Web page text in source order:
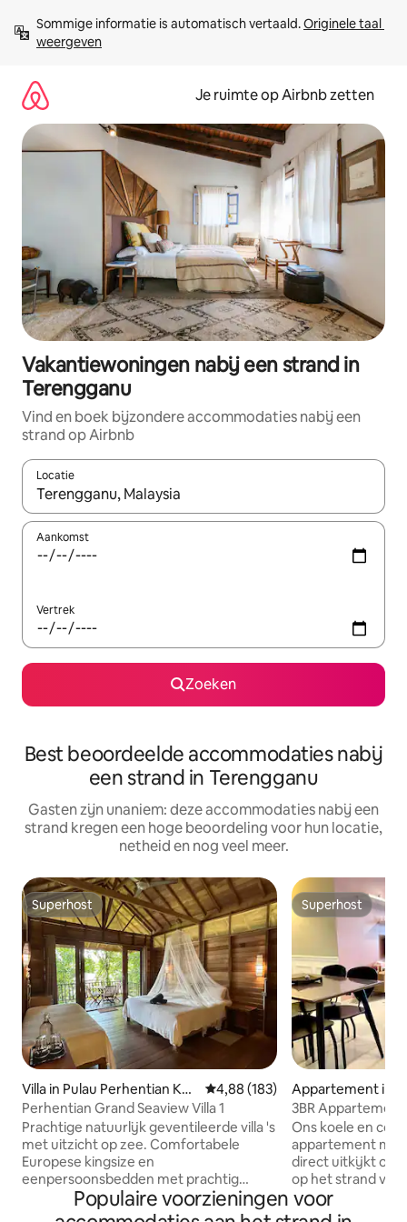
direct
naar
Sommige informatie is automatisch vertaald. Originele taal
weergeven
Je ruimte op Airbnb zetten
Vakantiewoningen nabij een strand in
Terengganu
Vind en boek bijzondere accommodaties nabij een
strand op Airbnb
Locatie
Wanneer er suggesties beschikbaar zijn, maak je een keuze
Aankomst
Vertrek
Zoeken
Best beoordeelde accommodaties nabij
een strand in Terengganu
Gasten zijn unaniem: deze accommodaties nabij een
strand kregen een hoge beoordeling voor hun locatie,
netheid en nog veel meer.
Superhost
Superhost
Villa in Pulau Perhentian Kec
il
Gemiddelde beoordeling van
4,88 (183)
Perhentian Grand Seaview Villa 1
Prachtige natuurlijk geventileerde villa 's
met uitzicht op zee. Comfortabele
Europese kingsize en
eenpersoonsbedden met prachtig
gepresenteerde badkamer. Kan worden
ingesteld als 3 eenpersoonsbedden als
Superhost
Superhost
Appartement in
gganu
3BR Appartement
(Ocean View)
Ons koele en
appartement met
direct uitkijkt op
op het strand van
geweldige keuze
comfortabel
Populaire voorzieningen voor